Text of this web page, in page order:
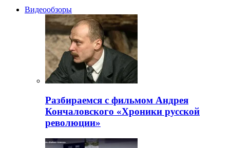
Видеообзоры
Разбираемся с фильмом Андрея
Кончаловского «Хроники русской
революции»